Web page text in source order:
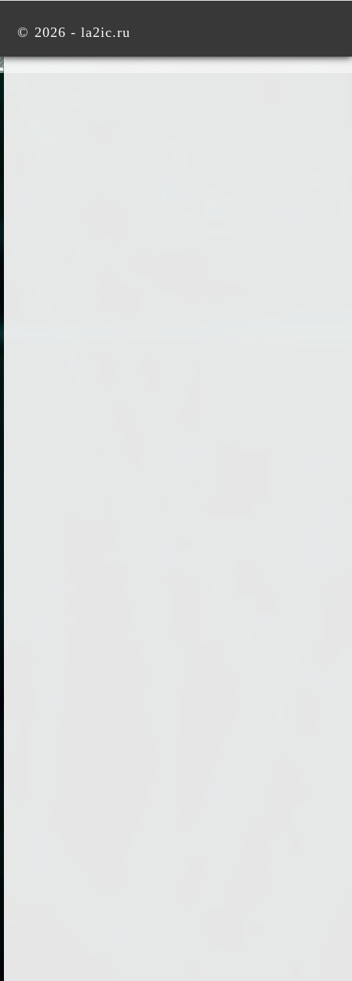
© 2026 - la2ic.ru